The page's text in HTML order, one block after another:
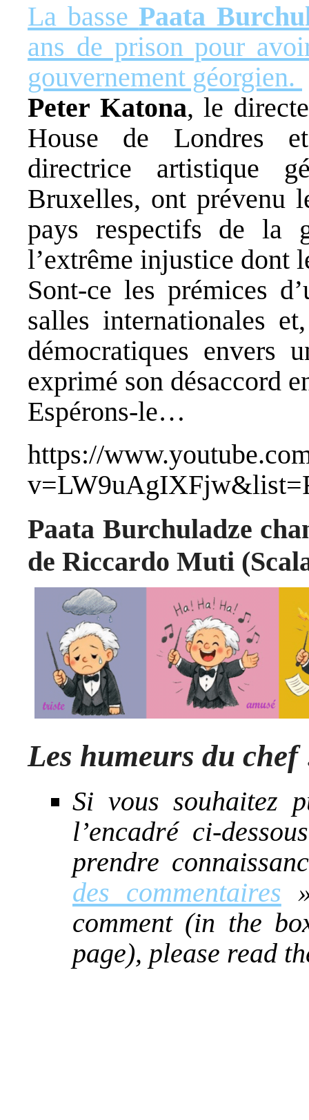
La bassePaata
ans de prison pour
gouvernement géorgien.
Peter Katona, le
House de Londres
directrice artistique
Bruxelles, ont prévenu
pays respectifs de la
l’extrême injustice dont
Sont-ce les prémices
salles internationales
démocratiques envers
exprimé son désaccord
Espérons-le…
https://
Paata Burchuladze
de Riccardo Muti
Les humeurs du chef
Si vous souhaitez
l’encadré ci-
prendre
des commentaires
comment (in the
page), please read